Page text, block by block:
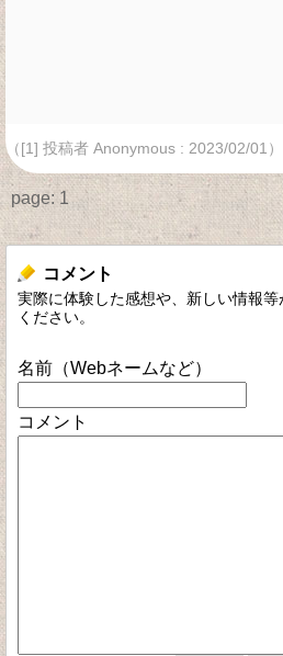
（[1] 投稿者 Anonymous : 2023/02/01）
page: 1
コメント
実際に体験した感想や、新しい情報
ください。
名前（Webネームなど）
コメント